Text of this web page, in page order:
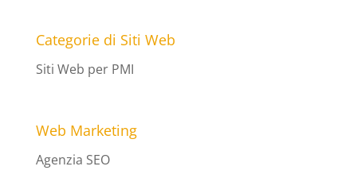
Categorie di Siti Web
Siti Web per PMI
Web Marketing
Agenzia SEO